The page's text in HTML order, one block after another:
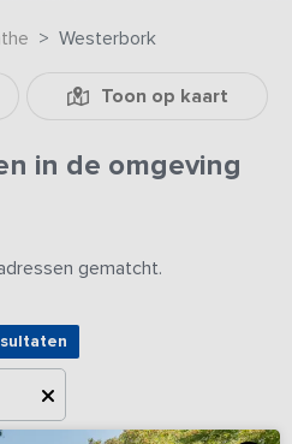
Westerbork
Toon op kaart
in de omgeving
gematcht.